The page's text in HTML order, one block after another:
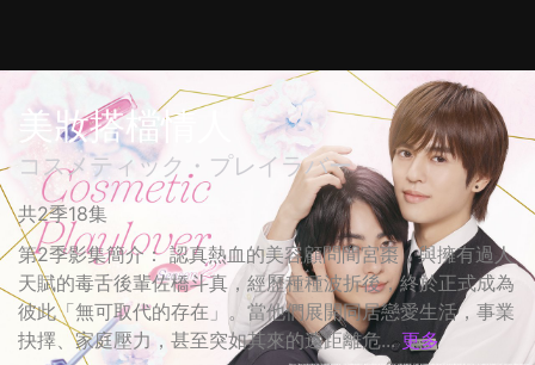
美妝搭檔情人
コスメティック・プレイラバー
共2季18集
第2季影集簡介： 認真熱血的美容顧問間宮棗，與擁有過人
天賦的毒舌後輩佐橋斗真，經歷種種波折後，終於正式成為
彼此「無可取代的存在」。當他們展開同居戀愛生活，事業
抉擇、家庭壓力，甚至突如其來的遠距離危... 更多